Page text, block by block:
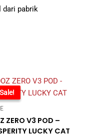
dari pabrik
-30%
Sale!
ZERO V3 POD –
LUCKY CAT